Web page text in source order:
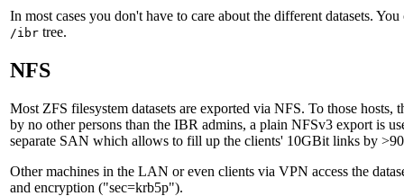
In most cases you don't have to care about the different datasets.
/ibr tree.
NFS
Most ZFS filesystem datasets are exported via NFS. To those hosts,
by no other persons than the IBR admins, a plain NFSv3 export is
separate SAN which allows to fill up the clients' 10GBit links by
Other machines in the LAN or even clients via VPN access the
and encryption ("sec=krb5p").